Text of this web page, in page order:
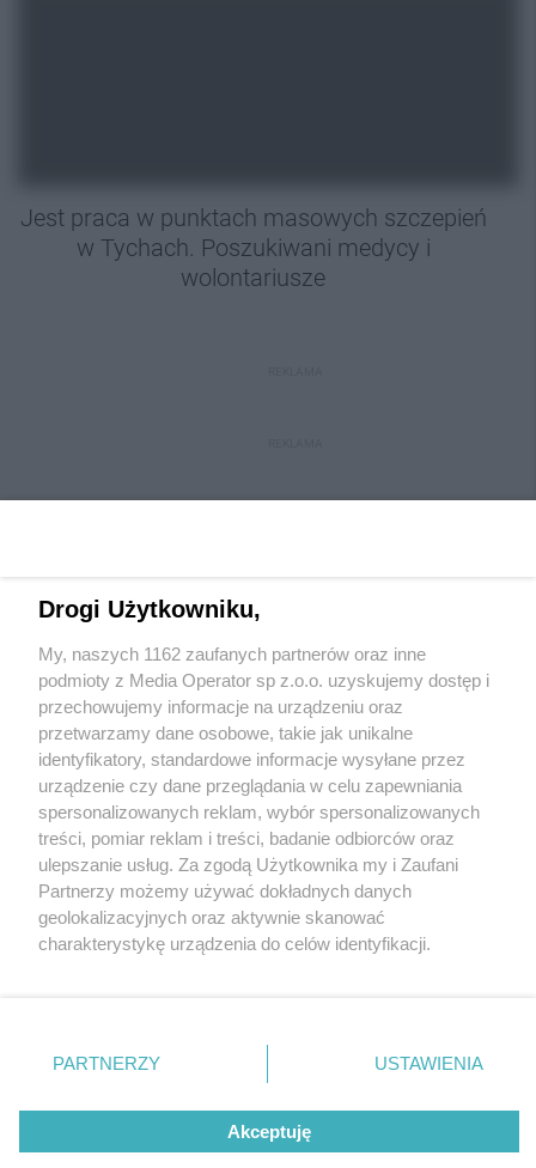
Jest praca w punktach masowych szczepień
w Tychach. Poszukiwani medycy i
wolontariusze
Wydawca mediówlokalnych
Nie zapomnij
zapoznać się z:
polityką prywatności regulamin korzystania z portali
Twojemiasto
Piekary Śląskie
Chorzów
Tarnowskie Góry
Gliwice
Skontakuj sięz nami
Kontakt
Wydawca
Redakcja
Drogi Użytkowniku,
My, naszych 1162 zaufanych partnerów oraz inne
podmioty z Media Operator sp z.o.o. uzyskujemy dostęp i
przechowujemy informacje na urządzeniu oraz
przetwarzamy dane osobowe, takie jak unikalne
identyfikatory, standardowe informacje wysyłane przez
urządzenie czy dane przeglądania w celu zapewniania
spersonalizowanych reklam, wybór spersonalizowanych
treści, pomiar reklam i treści, badanie odbiorców oraz
ulepszanie usług. Za zgodą Użytkownika my i Zaufani
Partnerzy możemy używać dokładnych danych
geolokalizacyjnych oraz aktywnie skanować
charakterystykę urządzenia do celów identyfikacji.
zmienić/wycofać klikając przycisk ustawień prywatności
znajdujący się w lewym dolnym rogu strony
rodzaje przetwarzania danych nie wymagają zgody
użytkownika, ale masz prawo sprzeciwić się takiemu
przetwarzaniu. Preferencje będą miały zastosowania tylko
PARTNERZY USTAWIENIA
Akceptuję